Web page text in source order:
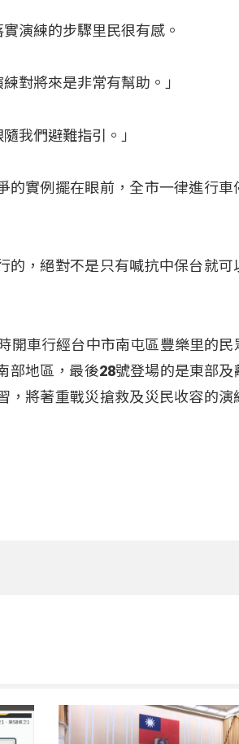
演練的步驟里民很有感。
對將來是非常有幫助。」
我們避難指引。」
的實例擺在眼前，全市一律進行車
的，絕對不是只有喊抗中保台就可
開車行經台中市南屯區豐樂里的民
部地區，最後28號登場的是東部及
，將著重戰災搶救及災民收容的演